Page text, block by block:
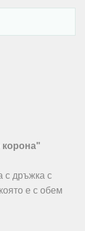
корона"
с дръжка с
е с обем